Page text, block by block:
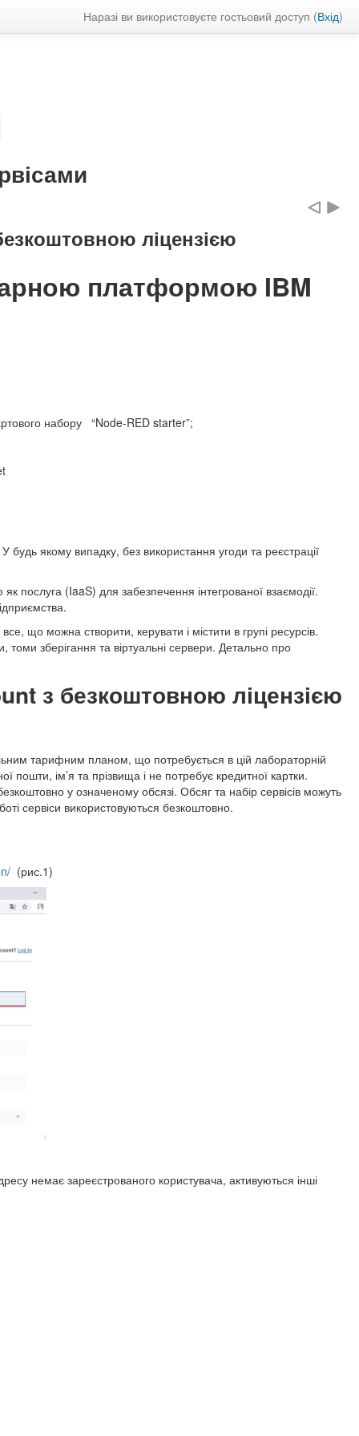
Наразі ви використовуєте гостьовий доступ (Вхід)
ліцензією
платформою IBM
набору “Node-RED starter”;
будь якому випадку, без використання угоди та реєстрації
(IaaS) для забезпечення інтегрованої взаємодії.
що можна створити, керувати і містити в групі ресурсів.
томи зберігання та віртуальні сервери. Детально про
з безкоштовною ліцензією
тарифним планом, що потребується в цій лабораторній
пошти, ім’я та прізвища і не потребує кредитної картки.
у означеному обсязі. Обсяг та набір сервісів можуть
сервіси використовуються безкоштовно.
(рис.1)
немає зареєстрованого користувача, активуються інші